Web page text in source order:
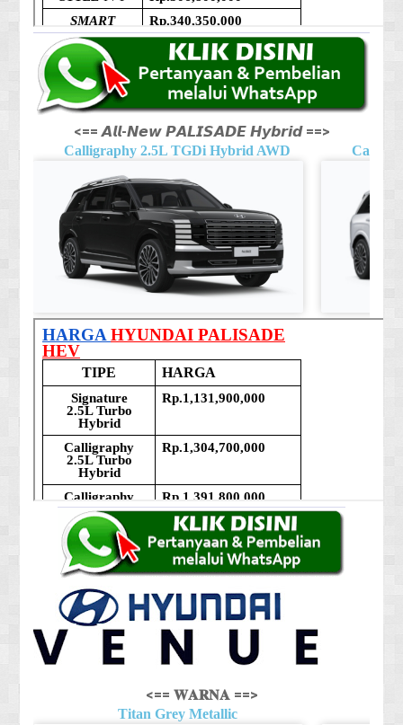
<== 𝘼𝙡𝙡-𝙉𝙚𝙬 𝙋𝘼𝙇𝙄𝙎𝘼𝘿𝙀 𝙃𝙮𝙗𝙧𝙞𝙙 ==>
Calligraphy 2.5L TGDi Hybrid AWD
<== 𝐖𝐀𝐑𝐍𝐀 ==>
Titan Grey Metallic